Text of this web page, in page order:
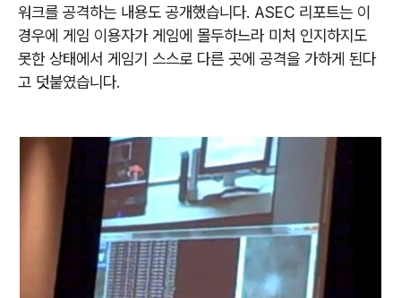
워크를 공격하는 내용도 공개했습니다. ASEC 리포트는 이
경우에 게임 이용자가 게임에 몰두하느라 미처 인지하지도
못한 상태에서 게임기 스스로 다른 곳에 공격을 가하게 된다
고 덧붙였습니다.